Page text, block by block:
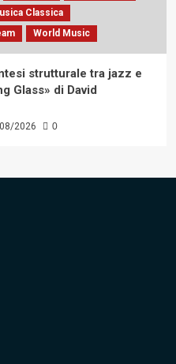
Classica
World Music
strutturale tra jazz e
Glass» di David
2026 0